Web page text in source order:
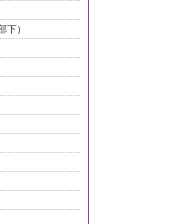
下）